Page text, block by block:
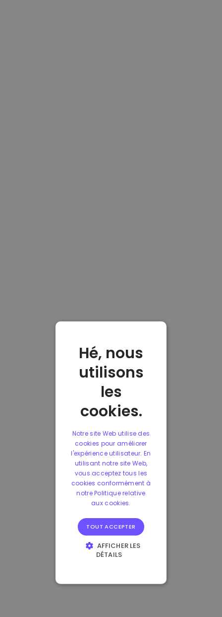
Hé, nous
utilisons
les
cookies.
Notre site Web utilise des
cookies pour améliorer
l'expérience utilisateur. En
utilisant notre site Web,
vous acceptez tous les
cookies conformément à
notre Politique relative
aux cookies.
TOUT ACCEPTER
AFFICHER LES
DÉTAILS